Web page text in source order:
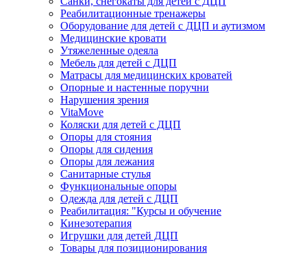
Реабилитационные тренажеры
Оборудование для детей с ДЦП и аутизмом
Медицинские кровати
Утяжеленные одеяла
Мебель для детей с ДЦП
Матрасы для медицинских кроватей
Опорные и настенные поручни
Нарушения зрения
VitaMove
Коляски для детей с ДЦП
Опоры для стояния
Опоры для сидения
Опоры для лежания
Санитарные стулья
Функциональные опоры
Одежда для детей с ДЦП
Реабилитация: "Курсы и обучение
Кинезотерапия
Игрушки для детей ДЦП
Товары для позиционирования